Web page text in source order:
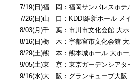
7/19(日)福 岡：福岡サンパレスホテ
7/26(日)山 口：KDDI維新ホール メ
8/03(月)千 葉：市川市文化会館 大
8/16(日)栃 木：宇都宮市文化会館
8/29(土)熊 本：熊本城ホール 大ホ
9/05(土)東 京：東京ガーデンシアタ
9/16(水)大 阪：グランキューブ大阪